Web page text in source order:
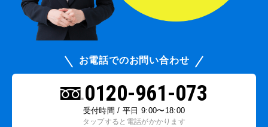
お電話でのお問い合わせ
0120-961-073
受付時間 / 平日 9:00〜18:00
タップすると電話がかかります